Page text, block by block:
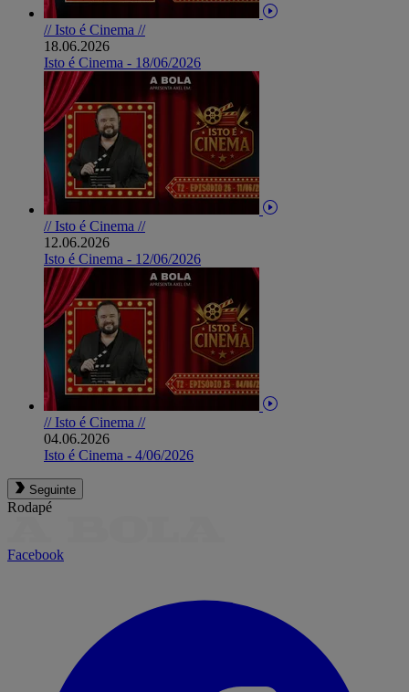
// Isto é Cinema //
18.06.2026
Isto é Cinema - 18/06/2026
// Isto é Cinema //
12.06.2026
Isto é Cinema - 12/06/2026
// Isto é Cinema //
04.06.2026
Isto é Cinema - 4/06/2026
Seguinte
Rodapé
Facebook